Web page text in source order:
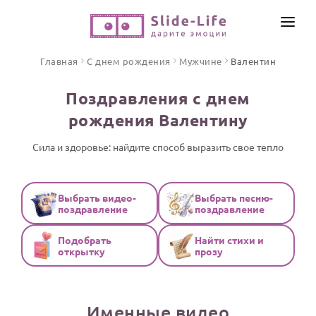
ПО ФОРМАТУ
Видео поздравления
Открытки
Стихи и тексты
ПРАЗДНИКИ
С Днем рождения
ИНСТРУМЕНТЫ
ОТЗЫВЫ
Главная С днем рождения Мужчине Валентин
Поздравления с днем
рождения Валентину
Сила и здоровье: найдите способ выразить свое тепло
Выбрать видео-
поздравление
Выбрать песню-
поздравление
Подобрать
открытку
Найти стихи и
прозу